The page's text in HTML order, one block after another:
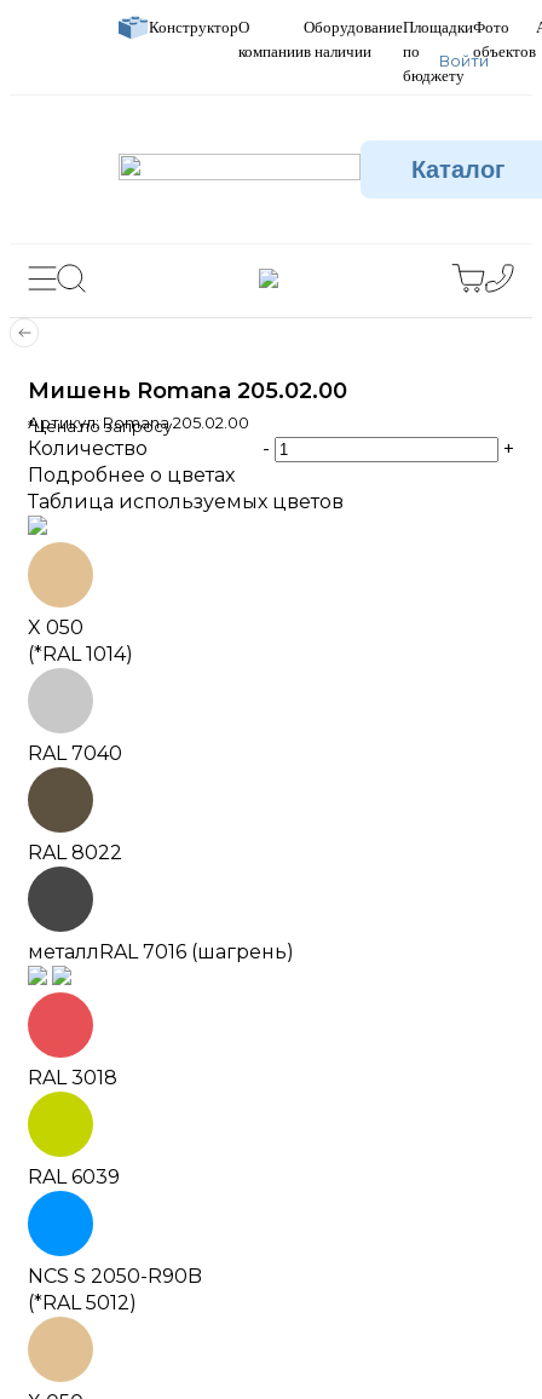
КонструкторО
компании
Оборудование
в наличии
Площадки
по
бюджету
Фото
объектов
Войти
Каталог
Мишень Romana 205.02.00
Артикул: Romana 205.02.00
*Цена по запросу
Количество -
+
Подробнее о цветах
Таблица используемых цветов
X 050
(*RAL 1014)
RAL 7040
RAL 8022
металлRAL 7016 (шагрень)
RAL 3018
RAL 6039
NCS S 2050-R90B
(*RAL 5012)